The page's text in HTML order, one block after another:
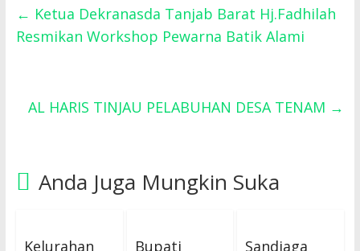
← Ketua Dekranasda Tanjab Barat Hj.Fadhilah
Resmikan Workshop Pewarna Batik Alami
AL HARIS TINJAU PELABUHAN DESA TENAM →
Anda Juga Mungkin Suka
Kelurahan Bupati Sandiaga